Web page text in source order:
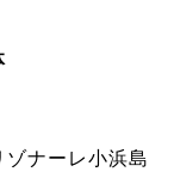
ナーレ小浜島